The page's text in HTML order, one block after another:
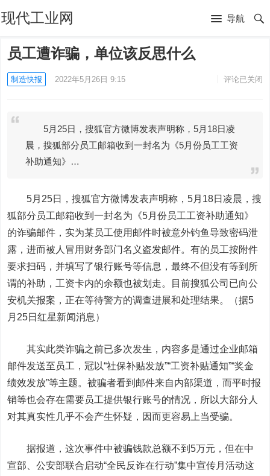
现代工业网 导航
员工遭诈骗，单位该反思什么
制造快报 2022年5月26日 9:15 评论已关闭
5月25日，搜狐官方微博发表声明称，5月18日凌
晨，搜狐部分员工邮箱收到一封名为《5月份员工工资
补助通知》…
5月25日，搜狐官方微博发表声明称，5月18日凌晨，搜
狐部分员工邮箱收到一封名为《5月份员工工资补助通知》
的诈骗邮件，实为某员工使用邮件时被意外钓鱼导致密码泄
露，进而被人冒用财务部门名义盗发邮件。有的员工按附件
要求扫码，并填写了银行账号等信息，最终不但没有等到所
谓的补助，工资卡内的余额也被划走。目前搜狐公司已向公
安机关报案，正在等待警方的调查进展和处理结果。（据5
月25日红星新闻消息）
其实此类诈骗之前已多次发生，内容多是通过企业邮箱
邮件发送至员工，冠以“社保补贴发放”“工资补贴通知”“奖金
绩效发放”等主题。被骗者看到邮件来自内部渠道，而平时报
销等也会存在需要员工提供银行账号的情况，所以大部分人
对其真实性几乎不会产生怀疑，因而更容易上当受骗。
据报道，这次事件中被骗钱款总额不到5万元，但在中
宣部、公安部联合启动“全民反诈在行动”集中宣传月活动这